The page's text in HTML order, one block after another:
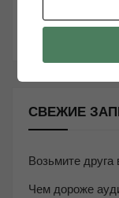
СВЕЖИЕ
Возьмите друга
Чем дороже